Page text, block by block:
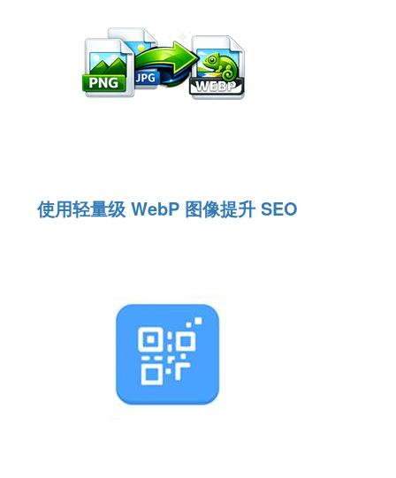
使用轻量级 WebP 图像提升 SEO